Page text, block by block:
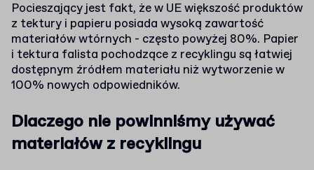
Pocieszający jest fakt, że w UE większość produktów
z tektury i papieru posiada wysoką zawartość
materiałów wtórnych - często powyżej 80%. Papier
i tektura falista pochodzące z recyklingu są łatwiej
dostępnym źródłem materiału niż wytworzenie w
100% nowych odpowiedników.
Dlaczego nie powinniśmy używać
materiałów z recyklingu